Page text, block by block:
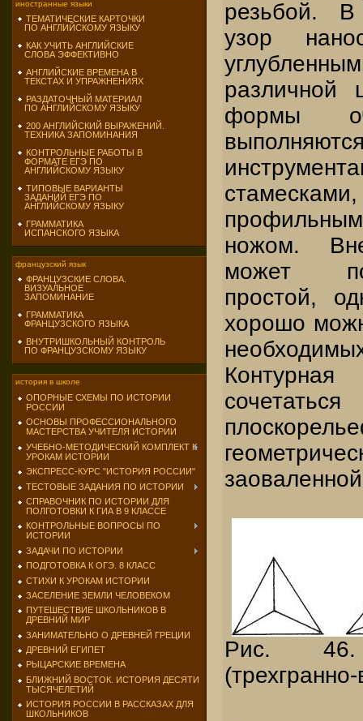
иностранные языки
ТЕМАТИЧЕСКИЕ КАРТОЧКИ
ПО АНГЛИЙСКОМУ ЯЗЫКУ
КАК УЧИТЬ АНГЛИЙСКИЕ
СЛОВА ЭФФЕКТИВНО
АНГЛИЙСКИЕ ВРЕМЕНА В
ТЕКСТАХ И УПРАЖНЕНИЯХ
РАЗДАТОЧНЫЙ МАТЕРИАЛ
ПО АНГЛИЙСКОМУ ЯЗЫКУ
200 АНГЛИЙСКИЙ ВЫРАЖЕНИЙ.
ТЕХНИКА ЗАПОМИНАНИЯ
КОНТРОЛЬНЫЕ РАБОТЫ В
ФОРМАТЕ ЕГЭ ПО
АНГЛИЙСКОМУ ЯЗЫКУ
ТИПОВЫЕ ВАРИАНТЫ
ЗАДАНИЙ ЕГЭ ПО
АНГЛИЙСКОМУ ЯЗЫКУ
ГРАММАТИКА
ИСПАНСКОГО ЯЗЫКА
французский язык
ФРАНЦУЗСКИЕ СЛОВА.
ВИЗУАЛЬНОЕ
ЗАПОМИНАНИЕ
ГРАММАТИКА
ФРАНЦУЗСКОГО ЯЗЫКА
ВНУТРИШКОЛЬНЫЙ КОНТРОЛЬ
ПО ФРАНЦУЗСКОМУ ЯЗЫКУ
история в школе
ОПОРНЫЕ СХЕМЫ ПО ИСТОРИИ
РОССИИ
ОСНОВЫ ПРОФЕССИОНАЛЬНОГО
МАСТЕРСТВА УЧИТЕЛЯ ИСТОРИИ
УЧЕБНО-МЕТОДИЧЕСКИЙ КОМПЛЕКТ К
УРОКАМ ИСТОРИИ
ЭКСПРЕСС-КУРС "ИСТОРИЯ РОССИИ"
ТЕСТОВЫЕ ЗАДАНИЯ ПО ИСТОРИИ
СПРАВОЧНИК ПО ИСТОРИИ ДЛЯ
ПОЛГОТОВКИ К ГИА В 9 КЛАССЕ
КОНТРОЛЬНЫЕ ВОПРОСЫ ПО
ИСТОРИИ
ЗАДАЧИ ПО ИСТОРИИ
ПОДГОТОВКА К ОГЭ. 8 КЛАСС
СТИХИ К УРОКАМ ИСТОРИИ
ЗАСЕЛЕНИЕ ЗЕМЛИ ЧЕЛОВЕКОМ
ПУТЕШЕСТВИЕ ШКОЛЬНИКОВ В
ДРЕВНИЙ МИР
ЗАНИМАТЕЛЬНО О ДРЕВНЕЙ ГРЕЦИИ
ДРЕВНИЙ ЕГИПЕТ
РЫЦАРСКИЕ ВРЕМЕНА
БЛИЖНИЙ ВОСТОК. ИСТОРИЯ ДЕСЯТИ
ТЫСЯЧЕЛЕТИЙ
ИСТОРИЯ РОССИИ В РАССКАЗАХ ДЛЯ
ШКОЛЬНИКОВ
резьбой. В
узор
различной
формы
ножом.
может
простой,
хорошо
Рис. 46.